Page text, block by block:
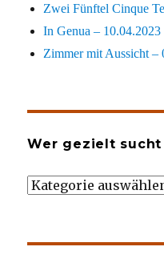
Zwei Fünftel Cinque
In Genua – 10.04.2023
Zimmer mit Aussicht –
Wer gezielt sucht
Wer